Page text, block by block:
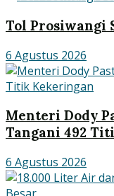
Tol Prosiwangi
6 Agustus 2026
Menteri Dody
Tangani 492
6 Agustus 2026